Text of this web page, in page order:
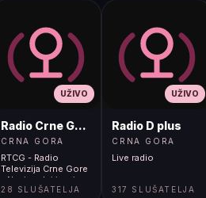
UŽIVO
Radio Crne Gore 1
CRNA GORA
RTCG - Radio
Televizija Crne Gore
- Nacionalni javni
servis
28 SLUŠATELJA
UŽIVO
Radio D plus
CRNA GORA
Live radio
317 SLUŠATELJA